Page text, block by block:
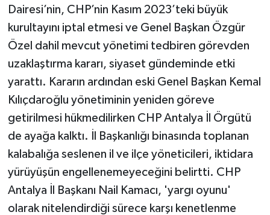
Dairesi’nin, CHP’nin Kasım 2023’teki büyük
kurultayını iptal etmesi ve Genel Başkan Özgür
Özel dahil mevcut yönetimi tedbiren görevden
uzaklaştırma kararı, siyaset gündeminde etki
yarattı. Kararın ardından eski Genel Başkan Kemal
Kılıçdaroğlu yönetiminin yeniden göreve
getirilmesi hükmedilirken CHP Antalya İl Örgütü
de ayağa kalktı. İl Başkanlığı binasında toplanan
kalabalığa seslenen il ve ilçe yöneticileri, iktidara
yürüyüşün engellenemeyeceğini belirtti. CHP
Antalya İl Başkanı Nail Kamacı, 'yargı oyunu'
olarak nitelendirdiği sürece karşı kenetlenme